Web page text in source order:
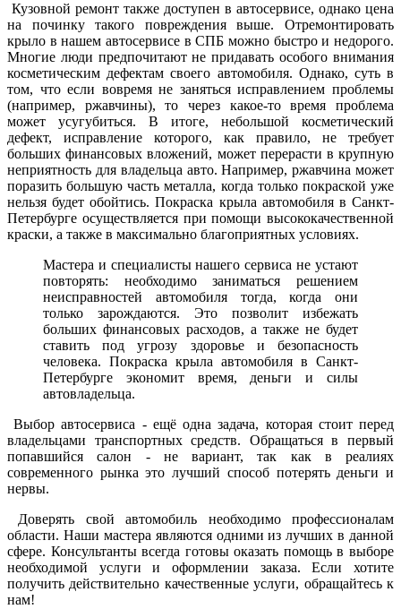
Кузовной ремонт также доступен в автосервисе, однако цена
на починку такого повреждения выше. Отремонтировать
крыло в нашем автосервисе в СПБ можно быстро и недорого.
Многие люди предпочитают не придавать особого внимания
косметическим дефектам своего автомобиля. Однако, суть в
том, что если вовремя не заняться исправлением проблемы
(например, ржавчины), то через какое-то время проблема
может усугубиться. В итоге, небольшой косметический
дефект, исправление которого, как правило, не требует
больших финансовых вложений, может перерасти в крупную
неприятность для владельца авто. Например, ржавчина может
поразить большую часть металла, когда только покраской уже
нельзя будет обойтись. Покраска крыла автомобиля в Санкт-
Петербурге осуществляется при помощи высококачественной
краски, а также в максимально благоприятных условиях.
Мастера и специалисты нашего сервиса не устают
повторять: необходимо заниматься решением
неисправностей автомобиля тогда, когда они
только зарождаются. Это позволит избежать
больших финансовых расходов, а также не будет
ставить под угрозу здоровье и безопасность
человека. Покраска крыла автомобиля в Санкт-
Петербурге экономит время, деньги и силы
автовладельца.
Выбор автосервиса - ещё одна задача, которая стоит перед
владельцами транспортных средств. Обращаться в первый
попавшийся салон - не вариант, так как в реалиях
современного рынка это лучший способ потерять деньги и
нервы.
Доверять свой автомобиль необходимо профессионалам
области. Наши мастера являются одними из лучших в данной
сфере. Консультанты всегда готовы оказать помощь в выборе
необходимой услуги и оформлении заказа. Если хотите
получить действительно качественные услуги, обращайтесь к
нам!